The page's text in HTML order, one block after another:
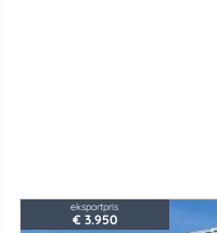
eksportpris
€ 3.950